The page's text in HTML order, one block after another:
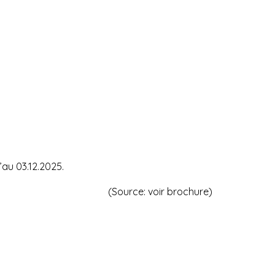
03.12.2025.
(Source: voir brochure)